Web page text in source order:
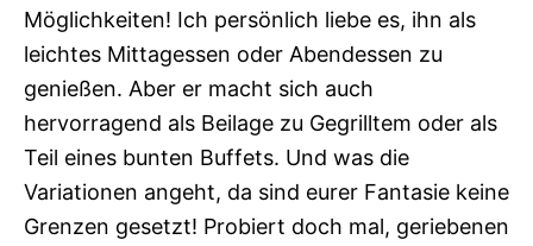
Möglichkeiten! Ich persönlich liebe es, ihn als
leichtes Mittagessen oder Abendessen zu
genießen. Aber er macht sich auch
hervorragend als Beilage zu Gegrilltem oder als
Teil eines bunten Buffets. Und was die
Variationen angeht, da sind eurer Fantasie keine
Grenzen gesetzt! Probiert doch mal, geriebenen